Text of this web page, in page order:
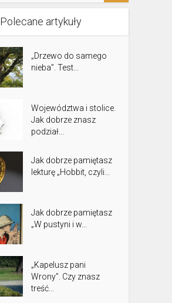
Polecane artykuły
„Drzewo do samego
nieba”. Test...
Województwa i stolice.
Jak dobrze znasz
podział...
Jak dobrze pamiętasz
lekturę „Hobbit, czyli...
Jak dobrze pamiętasz
„W pustyni i w...
„Kapelusz pani
Wrony”. Czy znasz
treść...